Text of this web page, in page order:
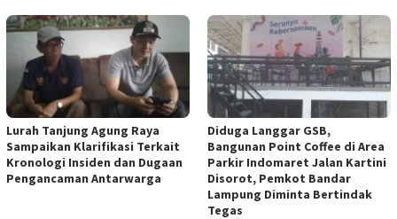
Lurah Tanjung Agung Raya
Sampaikan Klarifikasi Terkait
Kronologi Insiden dan Dugaan
Pengancaman Antarwarga
Diduga Langgar GSB,
Bangunan Point Coffee di Area
Parkir Indomaret Jalan Kartini
Disorot, Pemkot Bandar
Lampung Diminta Bertindak
Tegas